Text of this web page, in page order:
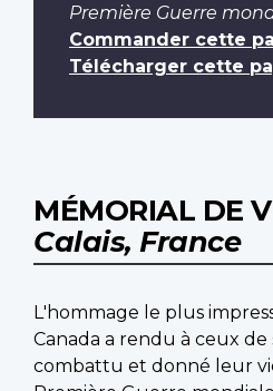
Première Guerre
Commander cette
Télécharger cette
MÉMORIAL DE
Calais, France
L'hommage le plus
Canada a rendu à ceux
combattu et donné leur